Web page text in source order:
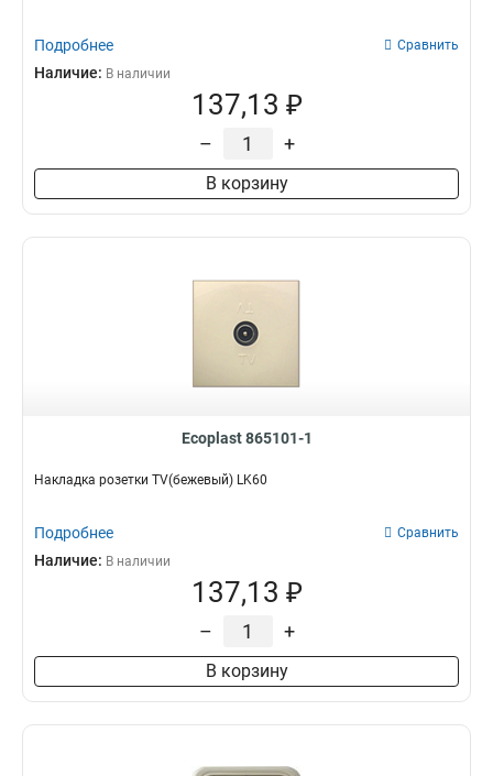
Подробнее Сравнить
Наличие: В наличии
137,13 ₽
– +
В корзину
Ecoplast 865101-1
Накладка розетки TV(бежевый) LK60
Подробнее Сравнить
Наличие: В наличии
137,13 ₽
– +
В корзину